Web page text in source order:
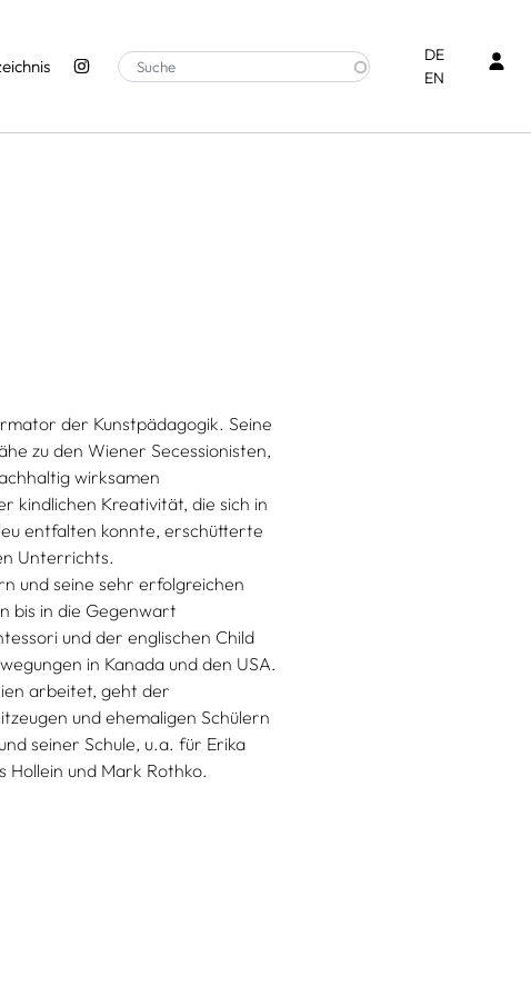
DE
EN
der Kunstpädagogik. Seine
zu den Wiener Secessionisten,
wirksamen
kindlichen Kreativität, die sich in
entfalten konnte, erschütterte
Unterrichts.
und seine sehr erfolgreichen
bis in die Gegenwart
und der englischen Child
in Kanada und den USA.
arbeitet, geht der
und ehemaligen Schülern
seiner Schule, u.a. für Erika
Hollein und Mark Rothko.